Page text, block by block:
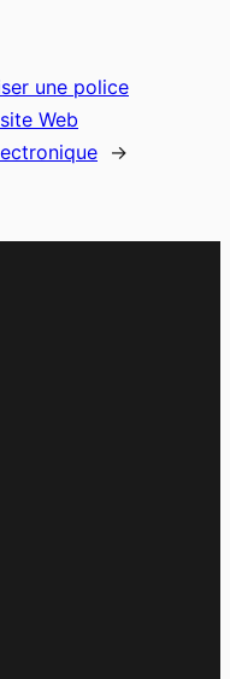
une police
Web
→